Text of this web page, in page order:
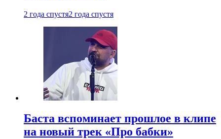
2 года спустя2 года спустя
Баста вспоминает прошлое в клипе
на новый трек «Про бабки»